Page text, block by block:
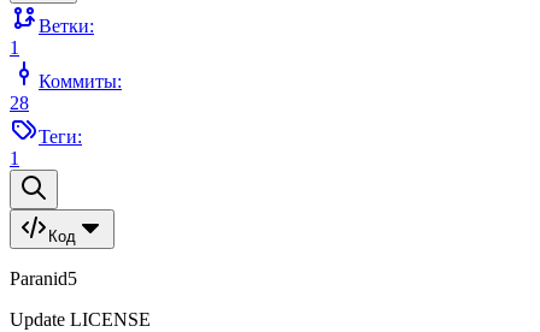
Ветки:
1
Коммиты:
28
Теги:
1
Код
Paranid5
Update LICENSE